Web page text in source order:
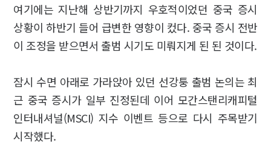
여기에는 지난해 상반기까지 우호적이었던 중국 증시
상황이 하반기 들어 급변한 영향이 컸다. 중국 증시 전반
이 조정을 받으면서 출범 시기도 미뤄지게 된 된 것이다.
잠시 수면 아래로 가라앉아 있던 선강퉁 출범 논의는 최
근 중국 증시가 일부 진정된데 이어 모간스탠리캐피털
인터내셔널(MSCI) 지수 이벤트 등으로 다시 주목받기
시작했다.